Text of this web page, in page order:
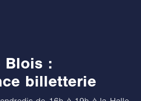
Blois :
billetterie